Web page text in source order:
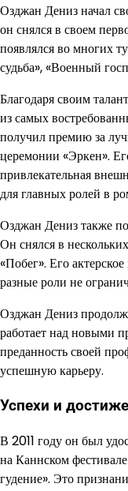
Озджан Дениз начал
он снялся в своем
появлялся во многих
судьба», «Военный
Благодаря своим
из самых
получил премию за
церемонии «Эркен».
привлекательная
для главных ролей в
Озджан Дениз также
Он снялся в
«Побег». Его
разные роли не
Озджан Дениз
работает над новыми
преданность своей
успешную карьеру.
Успехи и
В 2011 году он был
на Каннском
гудение». Это